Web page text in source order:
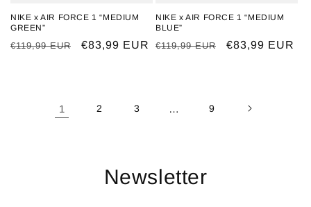
NIKE x AIR FORCE 1 “MEDIUM
GREEN”
Prix
€119,99 EUR
Prix
€83,99 EUR
NIKE x AIR FORCE 1 “MEDIUM
BLUE”
Prix
€119,99 EUR
Prix
€83,99 EUR
1 2 3 … 9
Newsletter